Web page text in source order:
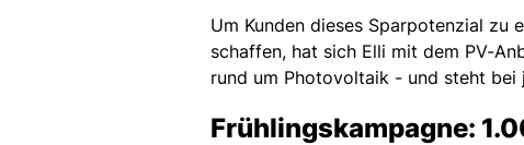
Um Kunden dieses Sparpotenzial zu
schaffen, hat sich Elli mit dem PV-
rund um Photovoltaik - und steht bei
Frühlingskampagne: